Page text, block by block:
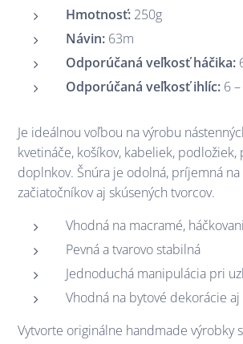
Hmotnosť: 250g
Návin: 63m
Odporúčaná veľkosť háčika:
Odporúčaná veľkosť ihlíc: 6
Je ideálnou voľbou na výrobu
kvetináče, košíkov, kabeliek,
doplnkov. Šnúra je odolná, príjemná
začiatočníkov aj skúsených tvorcov.
Vhodná na macramé,
Pevná a tvarovo stabilná
Jednoduchá manipulácia pri
Vhodná na bytové dekorácie
Vytvorte originálne handmade výrobky